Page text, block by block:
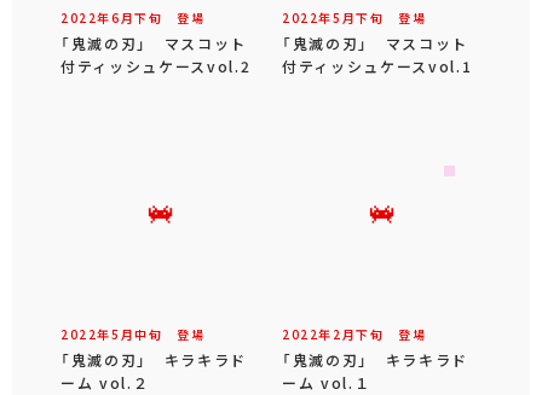
2022年6 月下旬 登場
「鬼滅の刃」 マスコット
付ティッシュケースvol.2
2022年5 月下旬 登場
「鬼滅の刃」 マスコット
付ティッシュケースvol.1
2022年5 月中旬 登場
「鬼滅の刃」 キラキラド
ーム vol.２
2022年 2 月下旬 登場
「鬼滅の刃」 キラキラド
ーム vol.１